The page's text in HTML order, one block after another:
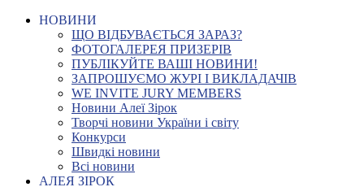
НОВИНИ
ЩО ВІДБУВАЄТЬСЯ ЗАРАЗ?
ФОТОГАЛЕРЕЯ ПРИЗЕРІВ
ПУБЛІКУЙТЕ ВАШІ НОВИНИ!
ЗАПРОШУЄМО ЖУРІ І ВИКЛАДАЧІВ
WE INVITE JURY MEMBERS
Новини Алеї Зірок
Творчі новини України і світу
Конкурси
Швидкі новини
Всі новини
АЛЕЯ ЗІРОК